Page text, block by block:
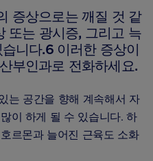
증상으로는 깨질 것 같
또는 광시증, 그리고 늑
니다.6 이러한 증상이
부인과로 전화하세요.
는 공간을 향해 계속해서 자
이 하게 될 수 있습니다. 하
르몬과 늘어진 근육도 소화